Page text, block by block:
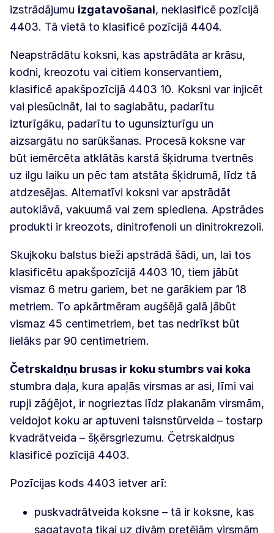
izstrādājumu izgatavošanai, neklasificē pozīcijā
4403. Tā vietā to klasificē pozīcijā 4404.
Neapstrādātu koksni, kas apstrādāta ar krāsu,
kodni, kreozotu vai citiem konservantiem,
klasificē apakšpozīcijā 4403 10. Koksni var injicēt
vai piesūcināt, lai to saglabātu, padarītu
izturīgāku, padarītu to ugunsizturīgu un
aizsargātu no sarūkšanas. Procesā koksne var
būt iemērcēta atklātās karstā šķidruma tvertnēs
uz ilgu laiku un pēc tam atstāta šķidrumā, līdz tā
atdzesējas. Alternatīvi koksni var apstrādāt
autoklāvā, vakuumā vai zem spiediena. Apstrādes
produkti ir kreozots, dinitrofenoli un dinitrokrezoli.
Skujkoku balstus bieži apstrādā šādi, un, lai tos
klasificētu apakšpozīcijā 4403 10, tiem jābūt
vismaz 6 metru gariem, bet ne garākiem par 18
metriem. To apkārtmēram augšējā galā jābūt
vismaz 45 centimetriem, bet tas nedrīkst būt
lielāks par 90 centimetriem.
Četrskaldņu brusas ir koku stumbrs vai koka
stumbra daļa, kura apaļās virsmas ar asi, līmi vai
rupji zāģējot, ir nogrieztas līdz plakanām virsmām,
veidojot koku ar aptuveni taisnstūrveida – tostarp
kvadrātveida – šķērsgriezumu. Četrskaldņus
klasificē pozīcijā 4403.
Pozīcijas kods 4403 ietver arī:
puskvadrātveida koksne – tā ir koksne, kas
sagatavota tikai uz divām pretējām virsmām